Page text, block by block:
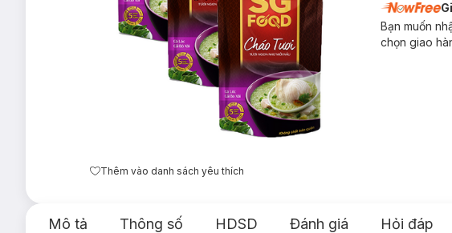
Thêm vào danh sách yêu thích
Bạn muốn
chọn giao
Mô tả Thông số HDSD Đánh giá Hỏi đáp